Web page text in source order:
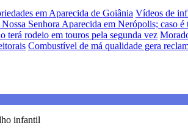
em Aparecida de Goiânia Vídeos de
Senhora Aparecida em Nerópolis; caso
terá rodeio em touros pela segunda vez
Combustível de má qualidade gera